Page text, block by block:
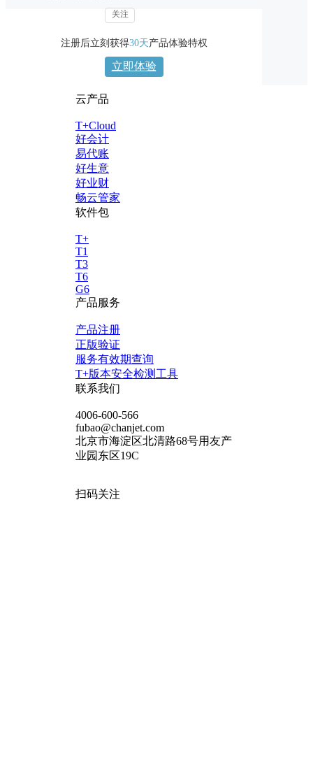
关注
注册后立刻获得30天产品体验特权
立即体验
云产品
T+Cloud
好会计
易代账
好生意
好业财
畅云管家
软件包
T+
T1
T3
T6
G6
产品服务
产品注册
正版验证
服务有效期查询
T+版本安全检测工具
联系我们
4006-600-566
fubao@chanjet.com
北京市海淀区北清路68号用友产
业园东区19C
扫码关注